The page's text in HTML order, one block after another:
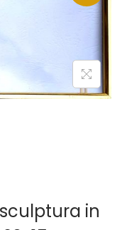
in